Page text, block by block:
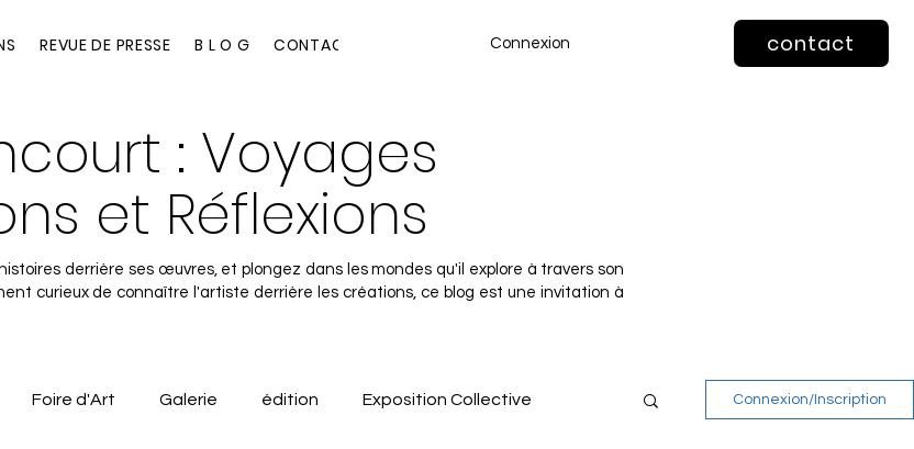
REVUE DE PRESSE B L O G CONTACT Connexion contact
derrière ses œuvres, et plongez dans les mondes qu'il explore à travers son
curieux de connaître l'artiste derrière les créations, ce blog est une invitation à
: Voyages
et Réflexions
Foire d'Art Galerie édition Exposition Collective Connexion/Inscription